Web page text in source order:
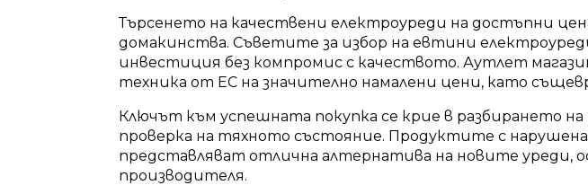
Търсенето на качествени електроуреди на достъпни
домакинства. Съветите за избор на евтини
инвестиция без компромис с качеството. Аутлет
техника от ЕС на значително намалени цени, като
Ключът към успешната покупка се крие в разбирането
проверка на тяхното състояние. Продуктите с
представляват отлична алтернатива на новите уреди,
производителя.